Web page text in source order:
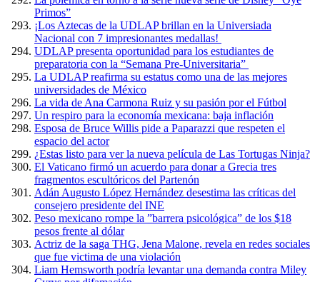
Primos”
¡Los Aztecas de la UDLAP brillan en la Universiada
Nacional con 7 impresionantes medallas!
UDLAP presenta oportunidad para los estudiantes de
preparatoria con la “Semana Pre-Universitaria”
La UDLAP reafirma su estatus como una de las mejores
universidades de México
La vida de Ana Carmona Ruiz y su pasión por el Fútbol
Un respiro para la economía mexicana: baja inflación
Esposa de Bruce Willis pide a Paparazzi que respeten el
espacio del actor
¿Estas listo para ver la nueva película de Las Tortugas Ninja?
El Vaticano firmó un acuerdo para donar a Grecia tres
fragmentos escultóricos del Partenón
Adán Augusto López Hernández desestima las críticas del
consejero presidente del INE
Peso mexicano rompe la ”barrera psicológica” de los $18
pesos frente al dólar
Actriz de la saga THG, Jena Malone, revela en redes sociales
que fue victima de una violación
Liam Hemsworth podría levantar una demanda contra Miley